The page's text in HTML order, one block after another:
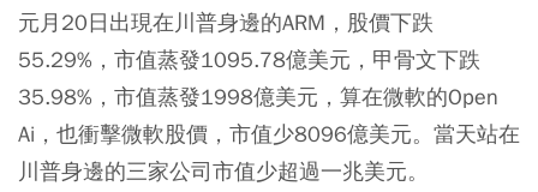
元月20日出現在川普身邊的ARM，股價下跌
55.29%，市值蒸發1095.78億美元，甲骨文下跌
35.98%，市值蒸發1998億美元，算在微軟的Open
Ai，也衝擊微軟股價，市值少8096億美元。當天站在
川普身邊的三家公司市值少超過一兆美元。